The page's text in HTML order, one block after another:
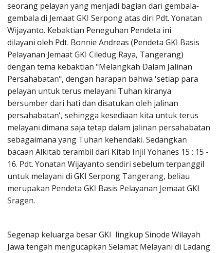
seorang pelayan yang menjadi bagian dari gembala-
gembala di Jemaat GKI Serpong atas diri Pdt. Yonatan
Wijayanto. Kebaktian Peneguhan Pendeta ini
dilayani oleh Pdt. Bonnie Andreas (Pendeta GKI Basis
Pelayanan Jemaat GKI Ciledug Raya, Tangerang)
dengan tema kebaktian "Melangkah Dalam Jalinan
Persahabatan", dengan harapan bahwa 'setiap para
pelayan untuk terus melayani Tuhan kiranya
bersumber dari hati dan disatukan oleh jalinan
persahabatan', sehingga kesediaan kita untuk terus
melayani dimana saja tetap dalam jalinan persahabatan
sebagaimana yang Tuhan kehendaki. Sedangkan
bacaan Alkitab terambil dari Kitab Injil Yohanes 15 : 15 -
16. Pdt. Yonatan Wijayanto sendiri sebelum terpanggil
untuk melayani di GKI Serpong Tangerang, beliau
merupakan Pendeta GKI Basis Pelayanan Jemaat GKI
Sragen.
Segenap keluarga besar GKI lingkup Sinode Wilayah
Jawa tengah mengucapkan Selamat Melayani di Ladang